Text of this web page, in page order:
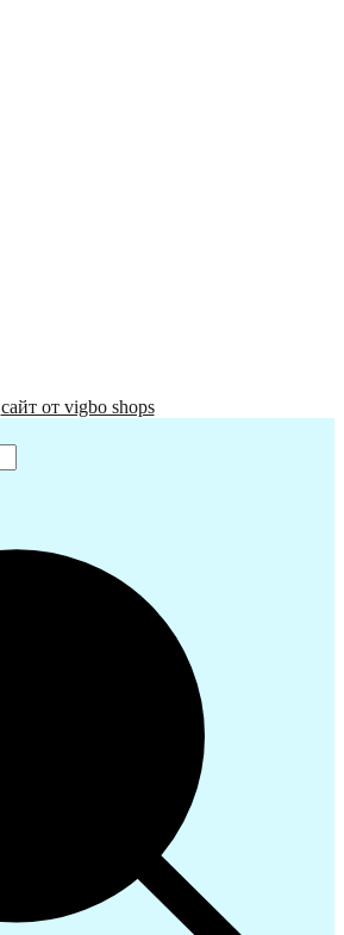
сайт от vigbo shops